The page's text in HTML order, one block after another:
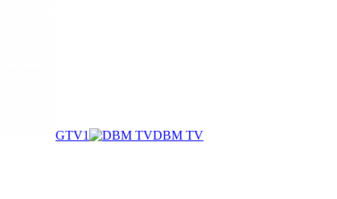
GTV1 DBM TV